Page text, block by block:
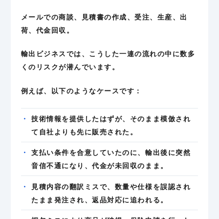
メールでの商談、見積書の作成、受注、生産、出
荷、代金回収。
輸出ビジネスでは、こうした一連の流れの中に数多
くのリスクが潜んでいます。
例えば、以下のようなケースです：
技術情報を提供したはずが、そのまま模倣され
て自社よりも先に販売された。
支払い条件を合意していたのに、輸出後に突然
音信不通になり、代金が未回収のまま。
見積内容の翻訳ミスで、数量や仕様を誤認され
たまま発注され、返品対応に追われる。